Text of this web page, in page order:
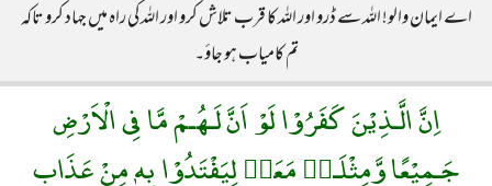
اے ایمان والو! اللہ سے ڈرو اور اللہ کا قرب تلاش کرو اور اللہ کی راہ میں جہاد کرو تاکہ
تم کامیاب ہو جاؤ۔
اِنَّ الَّـذِيْنَ كَفَرُوْا لَوْ اَنَّ لَـهُـمْ مَّا فِى الْاَرْضِ
جَـمِيْعًا وَّمِثْلَـهٝ مَعَهٝ لِيَفْتَدُوْا بِهٖ مِنْ عَذَابِ